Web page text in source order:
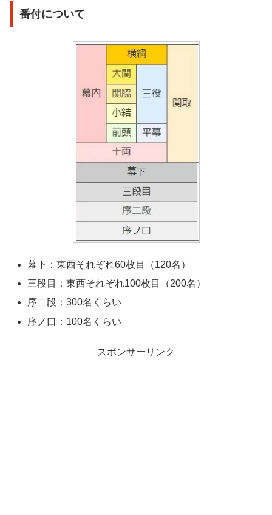
番付について
幕下：東西それぞれ60枚目（120名）
三段目：東西それぞれ100枚目（200名）
序二段：300名くらい
序ノ口：100名くらい
スポンサーリンク